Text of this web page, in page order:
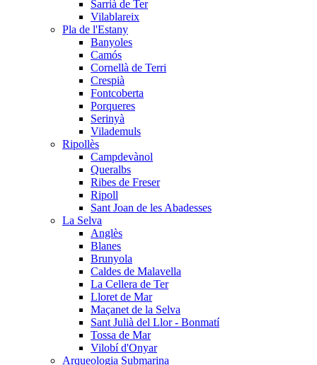
Sarrià de Ter
Vilablareix
Pla de l'Estany
Banyoles
Camós
Cornellà de Terri
Crespià
Fontcoberta
Porqueres
Serinyà
Vilademuls
Ripollès
Campdevànol
Queralbs
Ribes de Freser
Ripoll
Sant Joan de les Abadesses
La Selva
Anglès
Blanes
Brunyola
Caldes de Malavella
La Cellera de Ter
Lloret de Mar
Maçanet de la Selva
Sant Julià del Llor - Bonmatí
Tossa de Mar
Vilobí d'Onyar
Arqueologia Submarina